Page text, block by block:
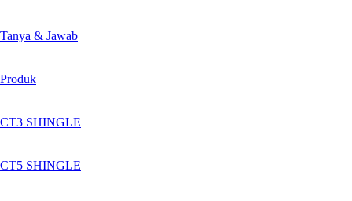
Tanya & Jawab
Produk
CT3 SHINGLE
CT5 SHINGLE